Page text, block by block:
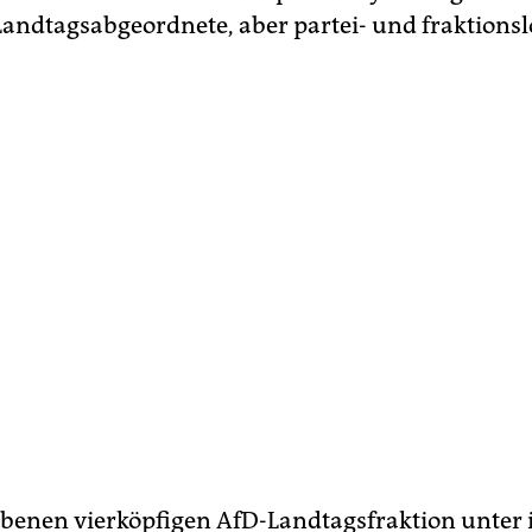
aber partei- und
vierköpfigen AfD-Landtagsfraktion unter